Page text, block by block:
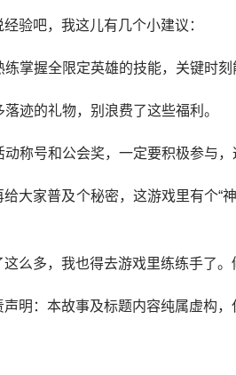
经验吧，我这儿有几个小建议：
练掌握全限定英雄的技能，关键时刻
落迹的礼物，别浪费了这些福利。
动称号和公会奖，一定要积极参与，
给大家普及个秘密，这游戏里有个“
这么多，我也得去游戏里练练手了。
声明：本故事及标题内容纯属虚构